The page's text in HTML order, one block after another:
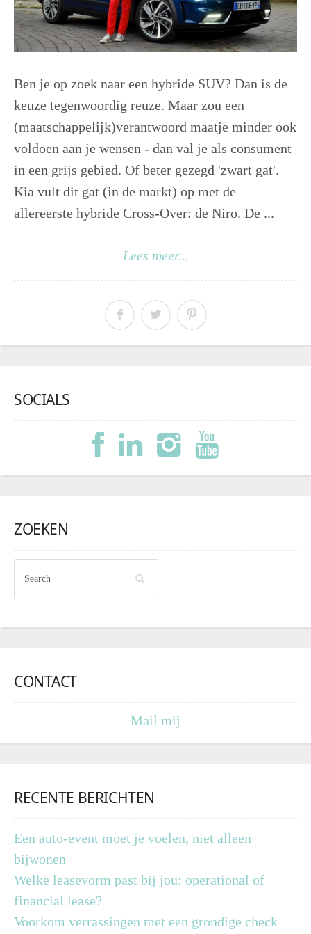
Ben je op zoek naar een hybride SUV? Dan is de
keuze tegenwoordig reuze. Maar zou een
(maatschappelijk)verantwoord maatje minder ook
voldoen aan je wensen - dan val je als consument
in een grijs gebied. Of beter gezegd 'zwart gat'.
Kia vult dit gat (in de markt) op met de
allereerste hybride Cross-Over: de Niro. De ...
Lees meer...
SOCIALS
ZOEKEN
CONTACT
Mail mij
RECENTE BERICHTEN
Een auto-event moet je voelen, niet alleen
bijwonen
Welke leasevorm past bij jou: operational of
financial lease?
Voorkom verrassingen met een grondige check